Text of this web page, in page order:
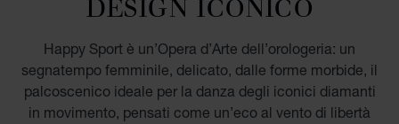
Happy Sport è un’Opera d’Arte dell’orologeria: un
segnatempo femminile, delicato, dalle forme morbide, il
palcoscenico ideale per la danza degli iconici diamanti
in movimento, pensati come un’eco al vento di libertà